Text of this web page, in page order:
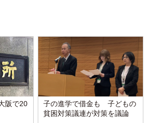
阪で20
子の進学で借金も 子どもの
貧困対策議連が対策を議論